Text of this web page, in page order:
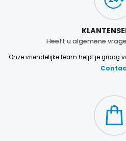
Heeft u algemene
Onze vriendelijke team helpt je graag